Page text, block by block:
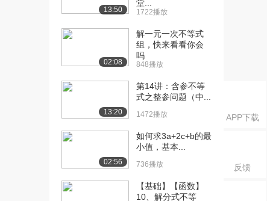
APP下载
反馈
[17] 8.第8讲一元函数积分
学的概念与计...
[18] 9.第9讲一元函数积分
学的几何应用...
905播放
[19] 9.第9讲一元函数积分
837播放
[20] 9.第9讲一元函数积分
845播放
13:50
堂...
1722播放
02:08
解一元一次不等式
组，快来看看你会
吗
848播放
13:20
第14讲：含参不等
式之整参问题（中...
1472播放
02:56
如何求3a+2c+b的最
小值，基本...
736播放
【基础】【函数】
10、解分式不等